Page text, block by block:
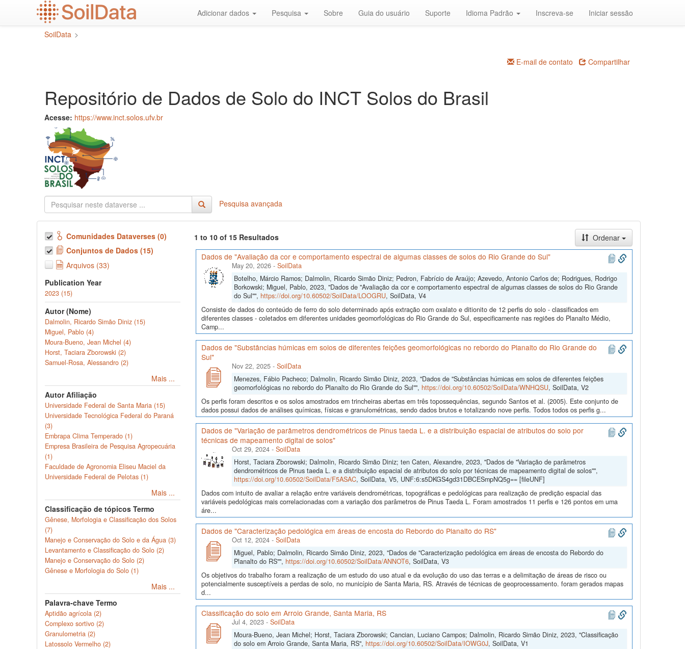
Adicionar dados Pesquisa Sobre Guia do usuário Suporte Idioma Padrão Inscreva-se Iniciar sessão
SoilData >
E-mail de contato Compartilhar
Repositório de Dados de Solo do INCT Solos do Brasil
Acesse: https://www.inct.solos.ufv.br
Pesquisa avançada
Comunidades Dataverses (0)
Conjuntos de Dados (15)
Arquivos (33)
Publication Year
2023 (15)
Autor (Nome)
Dalmolin, Ricardo Simão Diniz (15)
Miguel, Pablo (4)
Moura-Bueno, Jean Michel (4)
Horst, Taciara Zborowski (2)
Samuel-Rosa, Alessandro (2)
Mais ...
Autor Afiliação
Universidade Federal de Santa Maria (15)
Universidade Tecnológica Federal do Paraná
(3)
Embrapa Clima Temperado (1)
Empresa Brasileira de Pesquisa Agropecuária
(1)
Faculdade de Agronomia Eliseu Maciel da
Universidade Federal de Pelotas (1)
Mais ...
Classificação de tópicos Termo
Gênese, Morfologia e Classificação dos Solos
(7)
Manejo e Conservação do Solo e da Água (3)
Levantamento e Classificação do Solo (2)
Manejo e Conservação do Solo (2)
Gênese e Morfologia do Solo (1)
Mais ...
Palavra-chave Termo
Aptidão agrícola (2)
Complexo sortivo (2)
Granulometria (2)
Latossolo Vermelho (2)
1 to 10 of 15 Resultados
Ordenar
Dados de "Avaliação da cor e comportamento espectral de algumas classes de solos do Rio Grande do Sul"
May 20, 2026- SoilData
Botelho, Márcio Ramos; Dalmolin, Ricardo Simão Diniz; Pedron, Fabrício de Araújo; Azevedo, Antonio Carlos de; Rodrigues, Rodrigo
Borkowski; Miguel, Pablo, 2023, "Dados de "Avaliação da cor e comportamento espectral de algumas classes de solos do Rio Grande
do Sul"", https://doi.org/10.60502/SoilData/LOOGRU, SoilData, V4
Consiste de dados do conteúdo de ferro do solo determinado após extração com oxalato e ditionito de 12 perfis do solo - classificados em
diferentes classes - coletados em diferentes unidades geomorfológicas do Rio Grande do Sul, especificamente nas regiões do Planalto Médio,
Camp...
Dados de "Substâncias húmicas em solos de diferentes feições geomorfológicas no rebordo do Planalto do Rio Grande do
Sul"
Nov 22, 2025- SoilData
Menezes, Fábio Pacheco; Dalmolin, Ricardo Simão Diniz, 2023, "Dados de "Substâncias húmicas em solos de diferentes feições
geomorfológicas no rebordo do Planalto do Rio Grande do Sul"", https://doi.org/10.60502/SoilData/WNHQSU, SoilData, V2
Os perfis foram descritos e os solos amostrados em trincheiras abertas em três topossequências, segundo Santos et al. (2005). Este conjunto de
dados possui dados de análises químicas, físicas e granulométricas, sendo dados brutos e totalizando nove perfis. Todos todos os perfis g...
Dados de "Variação de parâmetros dendrométricos de Pinus taeda L. e a distribuição espacial de atributos do solo por
técnicas de mapeamento digital de solos"
Oct 29, 2024- SoilData
Horst, Taciara Zborowski; Dalmolin, Ricardo Simão Diniz; ten Caten, Alexandre, 2023, "Dados de "Variação de parâmetros
dendrométricos de Pinus taeda L. e a distribuição espacial de atributos do solo por técnicas de mapeamento digital de solos"",
https://doi.org/10.60502/SoilData/F5ASAC, SoilData, V5, UNF:6:s5DKGS4gd31DBCESmpNQ5g== [fileUNF]
Dados com intuito de avaliar a relação entre variáveis dendrométricas, topográficas e pedológicas para realização de predição espacial das
variáveis pedológicas mais correlacionadas com a variação dos parâmetros de Pinus Taeda L. Foram amostrados 11 perfis e 126 pontos em uma
áre...
Dados de "Caracterização pedológica em áreas de encosta do Rebordo do Planalto do RS"
Oct 12, 2024- SoilData
Miguel, Pablo; Dalmolin, Ricardo Simão Diniz, 2023, "Dados de "Caracterização pedológica em áreas de encosta do Rebordo do
Planalto do RS"", https://doi.org/10.60502/SoilData/ANNOT6, SoilData, V3
Os objetivos do trabalho foram a realização de um estudo do uso atual e da evolução do uso das terras e a delimitação de áreas de risco ou
potencialmente susceptíveis a perdas de solo, no município de Santa Maria, RS. Através de técnicas de geoprocessamento. foram gerados mapas
d...
Classificação do solo em Arroio Grande, Santa Maria, RS
Jul 4, 2023- SoilData
Moura-Bueno, Jean Michel; Horst, Taciara Zborowski; Cancian, Luciano Campos; Dalmolin, Ricardo Simão Diniz, 2023, "Classificação
do solo em Arroio Grande, Santa Maria, RS", https://doi.org/10.60502/SoilData/IOWG0J, SoilData, V1